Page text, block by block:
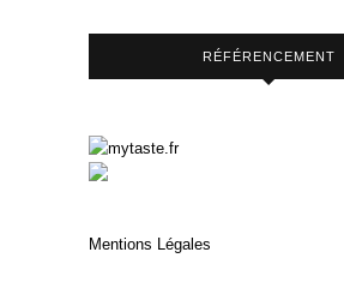
RÉFÉRENCEMENT
Mentions Légales